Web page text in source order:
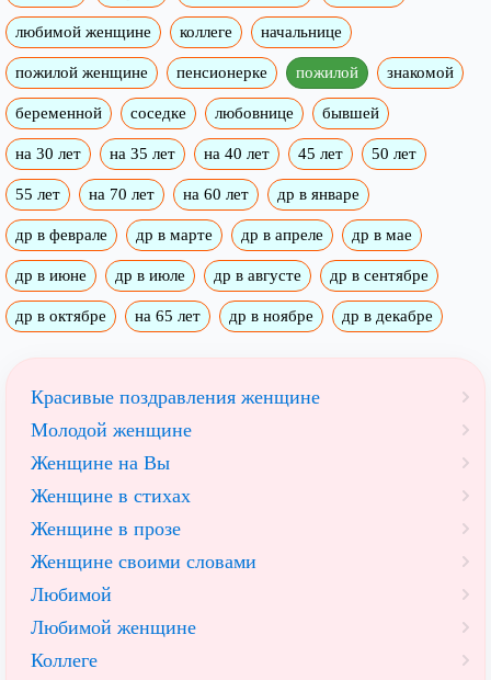
любимой женщине коллеге начальнице
пожилой женщине пенсионерке пожилой знакомой
беременной соседке любовнице бывшей
на 30 лет на 35 лет на 40 лет 45 лет 50 лет
55 лет на 70 лет на 60 лет др в январе
др в феврале др в марте др в апреле др в мае
др в июне др в июле др в августе др в сентябре
др в октябре на 65 лет др в ноябре др в декабре
Красивые поздравления женщине
Молодой женщине
Женщине на Вы
Женщине в стихах
Женщине в прозе
Женщине своими словами
Любимой
Любимой женщине
Коллеге